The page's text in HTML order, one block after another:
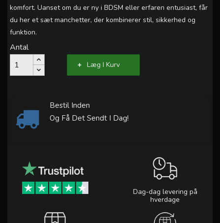
komfort. Uanset om du er ny i BDSM eller erfaren entusiast, får
du her et sæt manchetter, der kombinerer stil, sikkerhed og
funktion.
Antal
Læg I Kurv
Bestil Inden
Og Få Det Sendt I Dag!
Dag-dag levering på
hverdage